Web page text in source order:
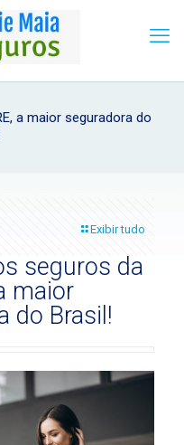
a maior seguradora do
Exibir tudo
seguros da
maior
do Brasil!